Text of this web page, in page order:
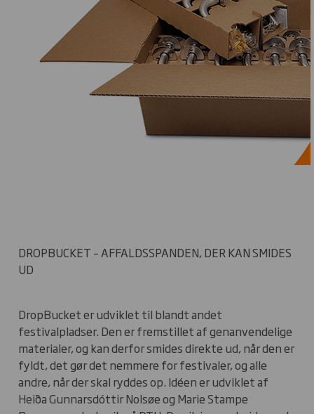
DROPBUCKET – AFFALDSSPANDEN, DER KAN SMIDES
UD
DropBucket er udviklet til blandt andet
festivalpladser. Den er fremstillet af genanvendelige
materialer, og kan derfor smides direkte ud, når den er
fyldt, det gør det nemmere for festivaler, og alle
andre, når der skal ryddes op. Idéen er udviklet af
Heiða Gunnarsdóttir Nolsøe og Marie Stampe